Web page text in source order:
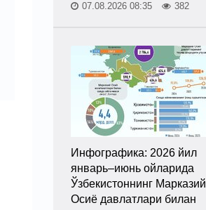
07.08.2026 08:35 382
Инфографика: 2026 йил
январь–июнь ойларида
Ўзбекистоннинг Марказий
Осиё давлатлари билан